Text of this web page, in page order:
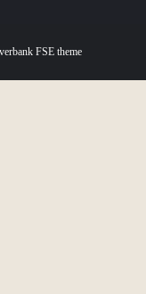
FSE theme